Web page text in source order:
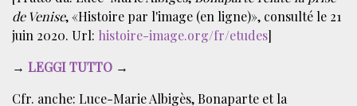
de Venise, «Histoire par l'image (en ligne)», consulté le 21
juin 2020. Url: histoire-image.org/fr/etudes]
→ LEGGI TUTTO →
Cfr. anche: Luce-Marie Albigès, Bonaparte et la